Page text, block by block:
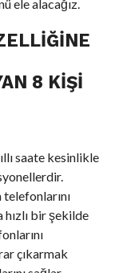
ele alacağız.
8 KIŞI
saate kesinlikle
bir şekilde
çıkarmak